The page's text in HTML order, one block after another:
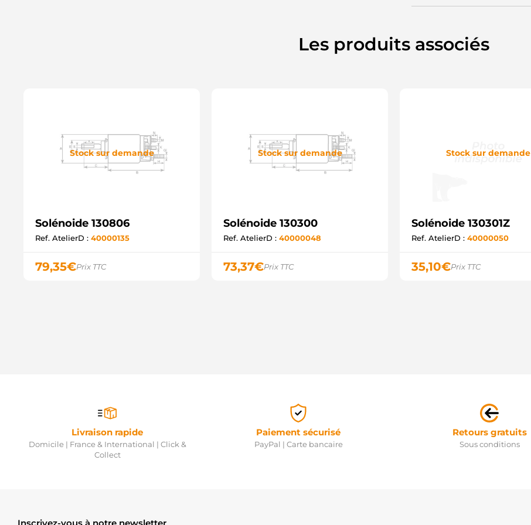
Les produits associés
Stock sur demande
Solénoide 130806
Ref. AtelierD : 40000135
79,35€Prix TTC
Stock sur demande
Solénoide 130300
Ref. AtelierD : 40000048
73,37€Prix TTC
Stock sur demande
Solénoide 130301Z
Ref. AtelierD : 40000050
35,10€Prix TTC
Livraison rapide
Domicile | France & International | Click &
Collect
Paiement sécurisé
PayPal | Carte bancaire
Retours gratuits
Sous conditions